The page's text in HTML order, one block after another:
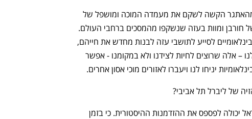
יניחו לנו ויעברו לאזורים מוכי אסון אחרים.
של ליברל תל אביבי?